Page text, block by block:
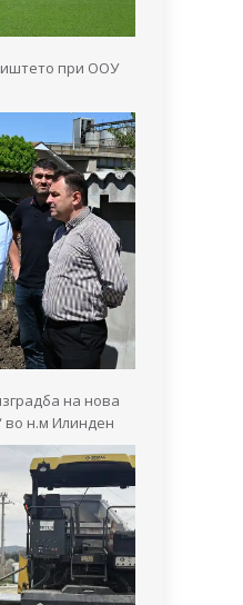
при ООУ
на нова
во н.м Илинден